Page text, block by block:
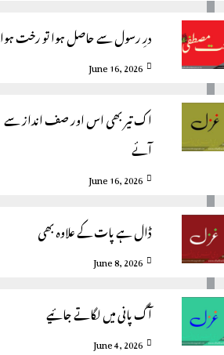
درِ رسول سے حاصل ہوا تو رخت ہوا
June 16, 2026
اک تیر بھی اس اور صف انداز سے
آئے
June 16, 2026
ڈال ہے پات کے علاوہ بھی
June 8, 2026
آگ پانی میں لگاتے جائیے
June 4, 2026